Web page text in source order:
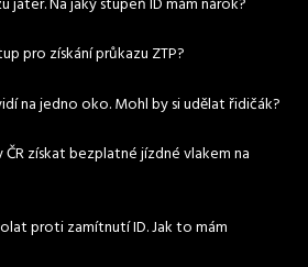
jater. Na jaký stupeň ID mám nárok?
pro získání průkazu ZTP?
na jedno oko. Mohl by si udělat řidičák?
ČR získat bezplatné jízdné vlakem na
proti zamítnutí ID. Jak to mám